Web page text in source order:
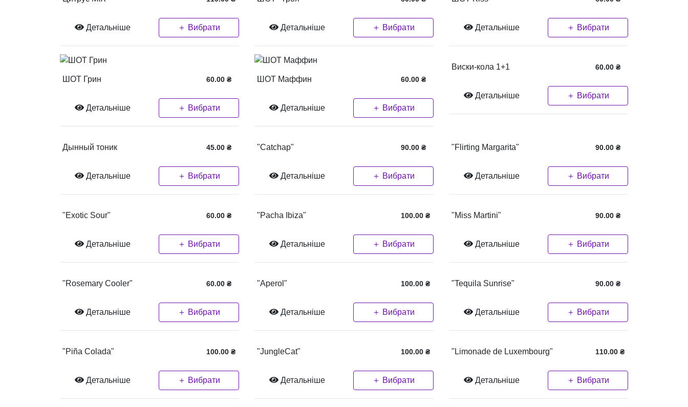
Детальніше ＋ Вибрати Детальніше ＋ Вибрати Детальніше ＋ Вибрати
ШОТ Грин 60.00 ₴
Детальніше ＋ Вибрати
ШОТ Маффин 60.00 ₴
Детальніше ＋ Вибрати
Виски-кола 1+1 60.00 ₴
Детальніше ＋ Вибрати
Дынный тоник 45.00 ₴
Детальніше ＋ Вибрати
"Catchap" 90.00 ₴
Детальніше ＋ Вибрати
"Flirting Margarita" 90.00 ₴
Детальніше ＋ Вибрати
"Exotic Sour" 60.00 ₴
Детальніше ＋ Вибрати
"Pacha Ibiza" 100.00 ₴
Детальніше ＋ Вибрати
"Miss Martini" 90.00 ₴
Детальніше ＋ Вибрати
"Rosemary Cooler" 60.00 ₴
Детальніше ＋ Вибрати
"Aperol" 100.00 ₴
Детальніше ＋ Вибрати
"Tequila Sunrise" 90.00 ₴
Детальніше ＋ Вибрати
"Piña Colada" 100.00 ₴
Детальніше ＋ Вибрати
"JungleCat" 100.00 ₴
Детальніше ＋ Вибрати
"Limonade de Luxembourg" 110.00 ₴
Детальніше ＋ Вибрати